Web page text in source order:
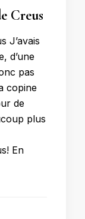
Creus
J’avais
d’une
pas
copine
de
plus
En